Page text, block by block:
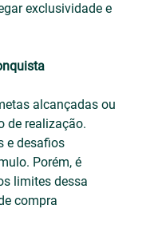
exclusividade e
alcançadas ou
de realização.
e desafios
Porém, é
limites dessa
compra